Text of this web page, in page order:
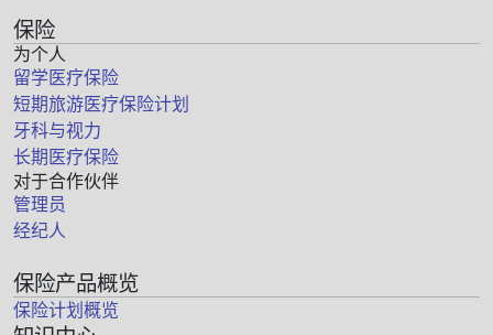
保险
为个人
留学医疗保险
短期旅游医疗保险计划
牙科与视力
长期医疗保险
对于合作伙伴
管理员
经纪人
保险产品概览
保险计划概览